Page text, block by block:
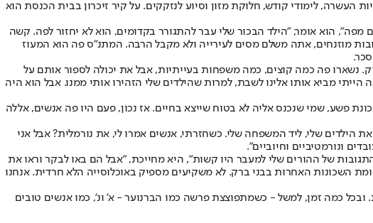
העשרה, לימודי קודש, חלוקת מזון וסיוע לנזקקים. על קיר זיכרון בבית הכנסת הוא
הולכים ונעלמים מפה", הוא אומר, "הילד הבכור שלי עבר להתגורר בקדומים, הוא לא יחזור לפה. קשה
מוזנחים, אתה משלם מסים לעירייה ולא מקבל הרבה. המתנ"ס פה הוא המעוז
לא מוצדק. נשארו פה כמה קוצים, כמה משפחות בעייתיות, אבל את יכולה לספור אותם על
מביא אותו אלינו לשבת, למרות שהילדים שלי הזהירו אותי ממנו. אבל הוא היה
"פרדס כץ התקבעה כשכונת פשע, שמי שנכנס אליה לא בטוח שייצא בחיים. אז נכון, פעם היו פה אנשים, אללה
הילדים שלי, ליד המשפחה שלי. כשחזרתי, אנשים אמרו לי, את נורמלית? אבל אני
ונורמטיביים וחיוביים".
של ההורים שלי למעבר היו קשות", היא מחייכת, "אבל הם באו לבקר וראו את
השכונות האחרות בבני ברק. לא משקיעים מספיק באוכלוסייה הלא חרדית. אנחנו
ובכל כמה זמן, למשל - כשמתפוצצת פרשה כמו הברנוער - א' ונ', כמו אנשים טובים